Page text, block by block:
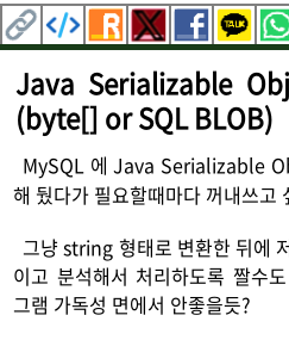
Java Serializable
(byte[] or SQL BLOB)
MySQL 에 Java Serializable
해 뒀다가 필요할때마다 꺼내쓰고
그냥 string 형태로 변환한 뒤에
이고 분석해서 처리하도록 짤수
그램 가독성 면에서 안좋을듯?